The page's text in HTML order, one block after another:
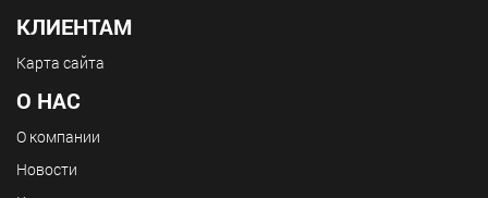
КЛИЕНТАМ
Карта сайта
О НАС
О компании
Новости